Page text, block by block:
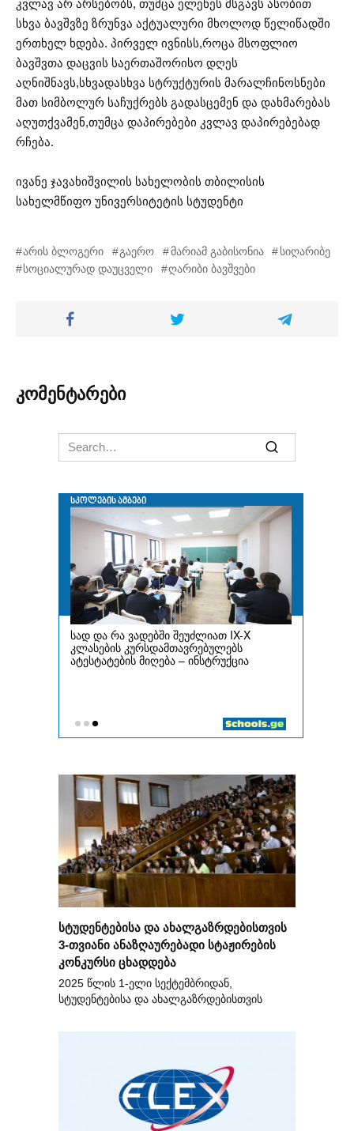
კვლავ არ არსებობს, თუმცა ელენეს მსგავს ასობით
სხვა ბავშვზე ზრუნვა აქტუალური მხოლოდ წელიწადში
ერთხელ ხდება. პირველ ივნისს,როცა მსოფლიო
ბავშვთა დაცვის საერთაშორისო დღეს
აღნიშნავს,სხვადასხვა სტრუქტურის მარალჩინოსნები
მათ სიმბოლურ საჩუქრებს გადასცემენ და დახმარებას
აღუთქვამენ,თუმცა დაპირებები კვლავ დაპირებებად
რჩება.
ივანე ჯავახიშვილის სახელობის თბილისის
სახელმწიფო უნივერსიტეტის სტუდენტი
არის ბლოგერი გაერო მარიამ გაბისონია
სიღარიბე
სოციალურად დაუცველი
ღარიბი ბავშვები
კომენტარები
Search
for:
სტუდენტებისა და ახალგაზრდებისთვის
3-თვიანი ანაზღაურებადი სტაჟირების
კონკურსი ცხადდება
2025 წლის 1-ელი სექტემბრიდან,
სტუდენტებისა და ახალგაზრდებისთვის